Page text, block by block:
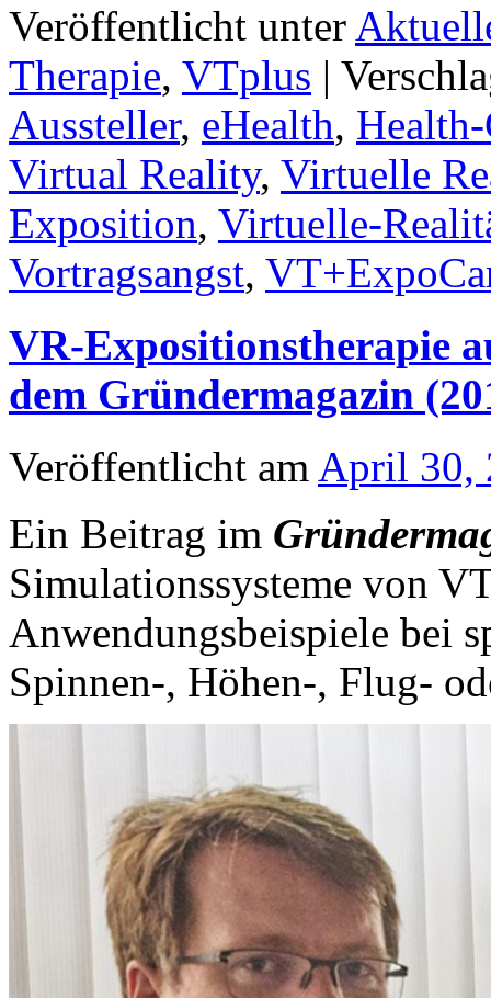
Veröffentlicht unter
Therapie, VTplus |
Aussteller, eHealth,
Virtual Reality, Virtuelle
Exposition, Virtuelle-
Vortragsangst,
VR-Expositionstherapie
dem Gründermagazin
Veröffentlicht am April 30,
Ein Beitrag im
Simulationssysteme von
Anwendungsbeispiele bei
Spinnen-, Höhen-, Flug-